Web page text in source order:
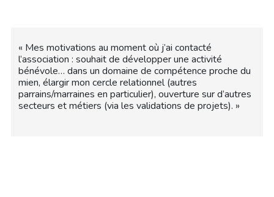
« Mes motivations au moment où j’ai contacté
l’association : souhait de développer une activité
bénévole… dans un domaine de compétence proche du
mien, élargir mon cercle relationnel (autres
parrains/marraines en particulier), ouverture sur d’autres
secteurs et métiers (via les validations de projets). »